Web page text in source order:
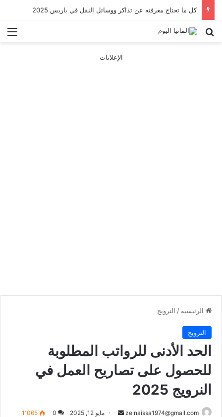
كل ما تحتاج معرفته عن تذاكر ووسائل النقل في باريس 2025
بحث عن
الإعلانات
الرئيسية / النرويج
النرويج
الحد الأدنى للرواتب المطلوبة
للحصول على تصاريح العمل في
النرويج 2025
zeinaissa1974@gmail.com
أرسل مايو 12, 2025 0 1٬065